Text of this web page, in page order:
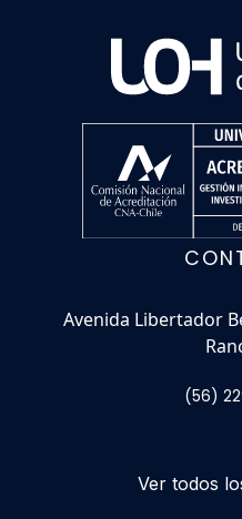
Avenida Libertador
(56)
Ver todos